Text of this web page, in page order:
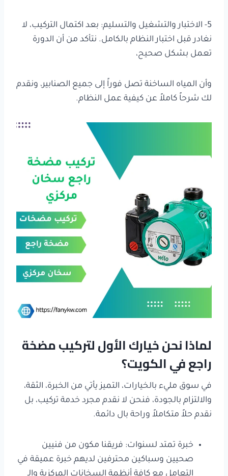
5- الاختبار والتشغيل والتسليم: بعد اكتمال التركيب، لا
نغادر قبل اختبار النظام بالكامل. نتأكد من أن الدورة
تعمل بشكل صحيح،
وأن المياه الساخنة تصل فوراً إلى جميع الصنابير، ونقدم
لك شرحاً كاملاً عن كيفية عمل النظام.
لماذا نحن خيارك الأول لتركيب مضخة
راجع في الكويت؟
في سوق مليء بالخيارات، التميز يأتي من الخبرة، الثقة،
والالتزام بالجودة، فنحن لا نقدم مجرد خدمة تركيب، بل
نقدم حلاً متكاملاً وراحة بال دائمة.
خبرة تمتد لسنوات: فريقنا مكون من فنيين
صحيين وسباكين محترفين لديهم خبرة عميقة في
التعامل مع كافة أنظمة السخانات المركزية والـ